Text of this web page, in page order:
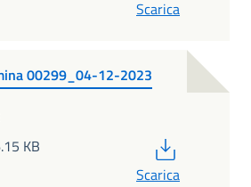
Scarica
00299_04-12-2023
KB
Scarica